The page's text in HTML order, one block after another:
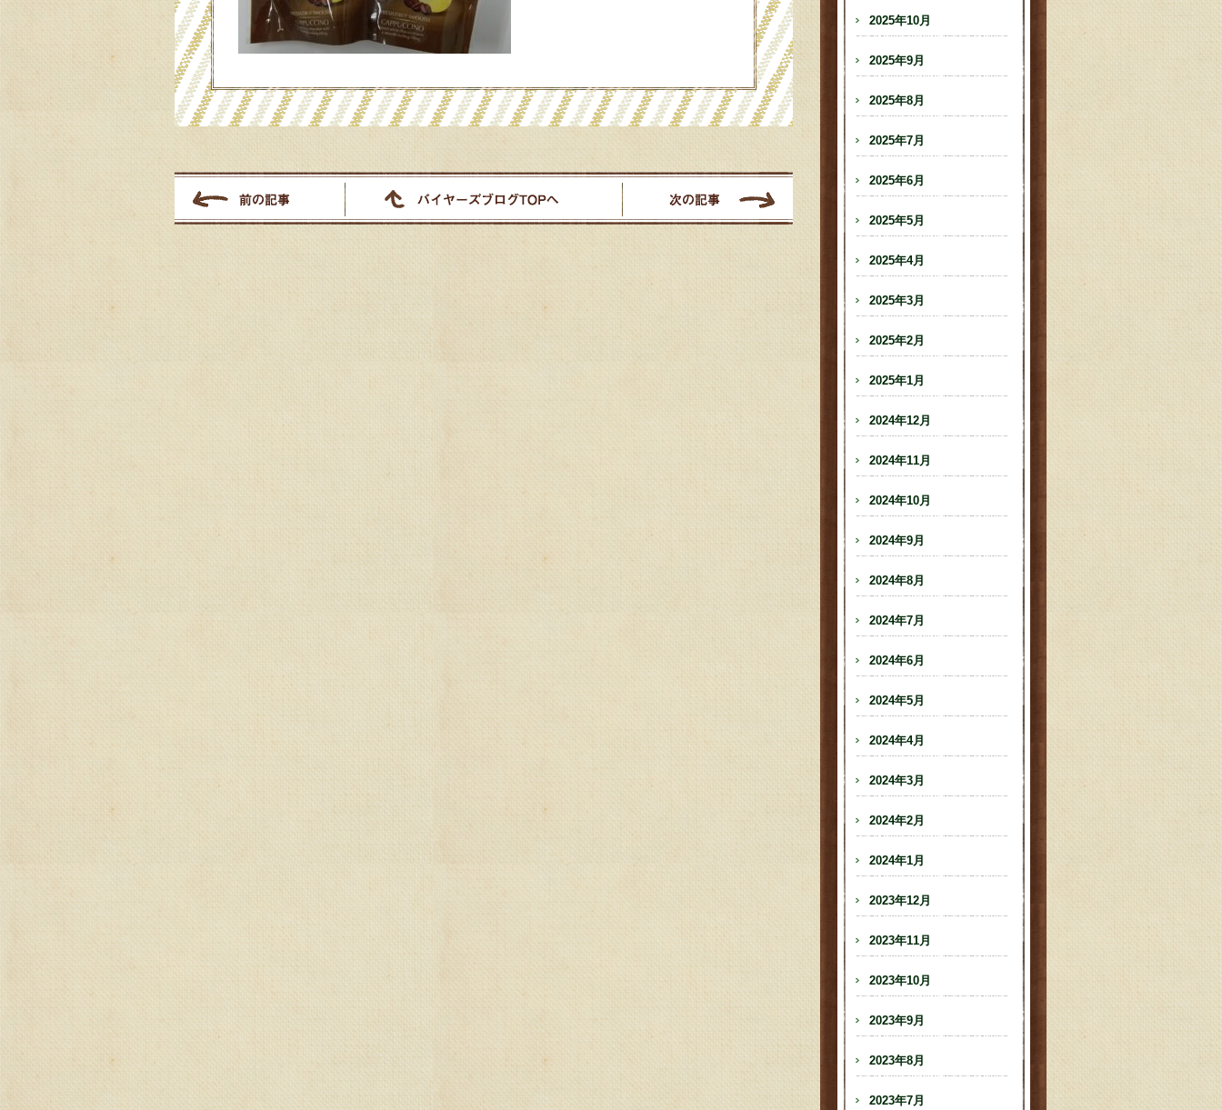
2025年10月
2025年9月
2025年8月
2025年7月
2025年6月
2025年5月
2025年4月
2025年3月
2025年2月
2025年1月
2024年12月
2024年11月
2024年10月
2024年9月
2024年8月
2024年7月
2024年6月
2024年5月
2024年4月
2024年3月
2024年2月
2024年1月
2023年12月
2023年11月
2023年10月
2023年9月
2023年8月
2023年7月